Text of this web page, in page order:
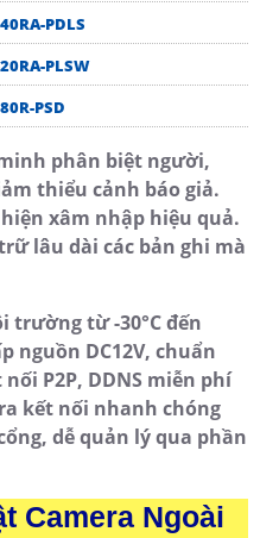
PDLS
PLSW
PSD
phân biệt người,
thiểu cảnh báo giả.
xâm nhập hiệu quả.
lâu dài các bản ghi mà
trường từ -30°C đến
nguồn DC12V, chuẩn
P2P, DDNS miễn phí
kết nối nhanh chóng
dễ quản lý qua phần
Camera Ngoài